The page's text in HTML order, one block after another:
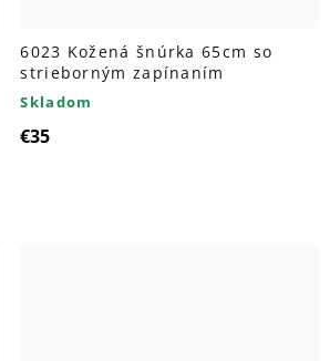
6023 Kožená šnúrka 65cm so
strieborným zapínaním
Skladom
€35